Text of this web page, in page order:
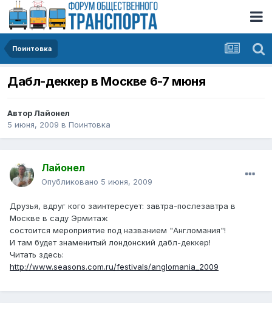
Поинтовка
Дабл-деккер в Москве 6-7 мюня
АвторЛайонел
5 июня, 2009 в Поинтовка
Лайонел
Опубликовано 5 июня, 2009
Друзья, вдруг кого заинтересует: завтра-послезавтра в
Москве в саду Эрмитаж
состоится мероприятие под названием "Англомания"!
И там будет знаменитый лондонский дабл-деккер!
Читать здесь:
http://www.seasons.com.ru/festivals/anglomania_2009